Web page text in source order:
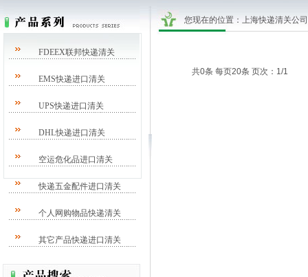
您现在的位置： 上海快递清关公
共0条 每页20条 页次：1/1
FDEEX联邦快递清关
EMS快递进口清关
UPS快递进口清关
DHL快递进口清关
空运危化品进口清关
快递五金配件进口清关
个人网购物品快递清关
其它产品快递进口清关